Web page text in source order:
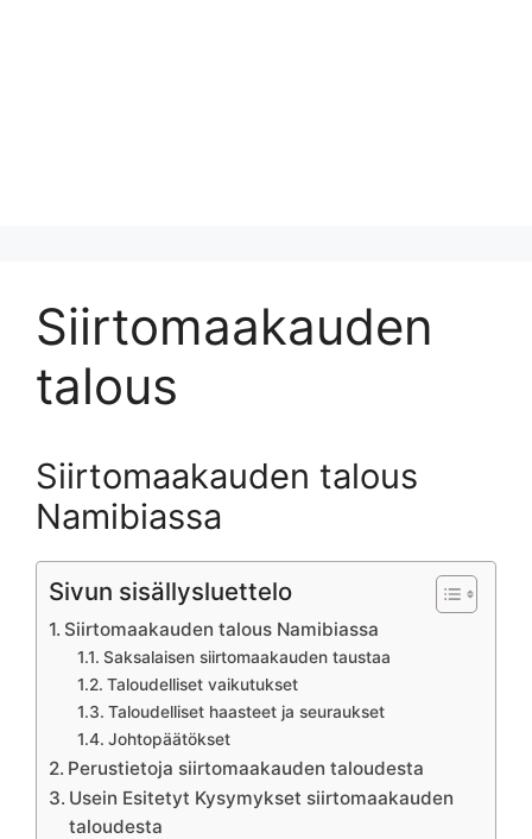
Siirtomaakauden
talous
Siirtomaakauden talous
Namibiassa
Sivun sisällysluettelo
Siirtomaakauden talous Namibiassa
Saksalaisen siirtomaakauden taustaa
Taloudelliset vaikutukset
Taloudelliset haasteet ja seuraukset
Johtopäätökset
Perustietoja siirtomaakauden taloudesta
Usein Esitetyt Kysymykset siirtomaakauden
taloudesta